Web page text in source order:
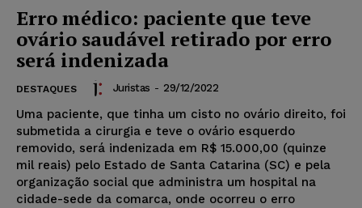
Erro médico: paciente que teve
ovário saudável retirado por erro
será indenizada
DESTAQUES Juristas - 29/12/2022
Uma paciente, que tinha um cisto no ovário direito, foi
submetida a cirurgia e teve o ovário esquerdo
removido, será indenizada em R$ 15.000,00 (quinze
mil reais) pelo Estado de Santa Catarina (SC) e pela
organização social que administra um hospital na
cidade-sede da comarca, onde ocorreu o erro